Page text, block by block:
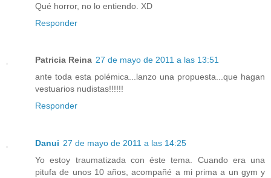
Qué horror, no lo entiendo. XD
Responder
Patricia Reina 27 de mayo de 2011 a las 13:51
ante toda esta polémica...lanzo una propuesta...que hagan
vestuarios nudistas!!!!!!
Responder
Danui 27 de mayo de 2011 a las 14:25
Yo estoy traumatizada con éste tema. Cuando era una
pitufa de unos 10 años, acompañé a mi prima a un gym y